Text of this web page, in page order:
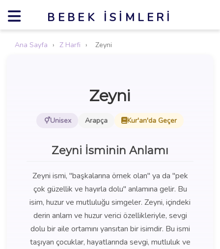
BEBEK İSIMLERI
Ana Sayfa › Z Harfi › Zeyni
Zeyni
Unisex Arapça Kur'an'da Geçer
Zeyni İsminin Anlamı
Zeyni ismi, "başkalarına örnek olan" ya da "pek
çok güzellik ve hayırla dolu" anlamına gelir. Bu
isim, huzur ve mutluluğu simgeler. Zeyni, içindeki
derin anlam ve huzur verici özellikleriyle, sevgi
dolu bir aile ortamını yansıtan bir isimdir. Bu ismi
taşıyan çocuklar, hayatlarında sevgi, mutluluk ve